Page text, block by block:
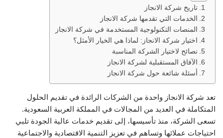
تاريخ شركة الانجاز
الخدمات التي تقدمها شركة الانجاز
المنصات التكنولوجية المستخدمة في شركة الانجاز
اختيار شركة الانجاز: لماذا هي الخيار الأمثل؟
نصائح لاختيار الشركة المناسبة
الآفاق المستقبلية لشركة الانجاز
أسئلة شائعة حول شركة الانجاز
تعد شركة الانجاز واحدة من الشركات الرائدة في تقديم الحلول
المتكاملة في العديد من المجالات في المملكة العربية السعودية.
تسعى الشركة، منذ تأسيسها، إلى تقديم خدمات عالية الجودة تلبي
احتياجات عملائها وتساهم في تعزيز التنمية الاقتصادية والاجتماعية